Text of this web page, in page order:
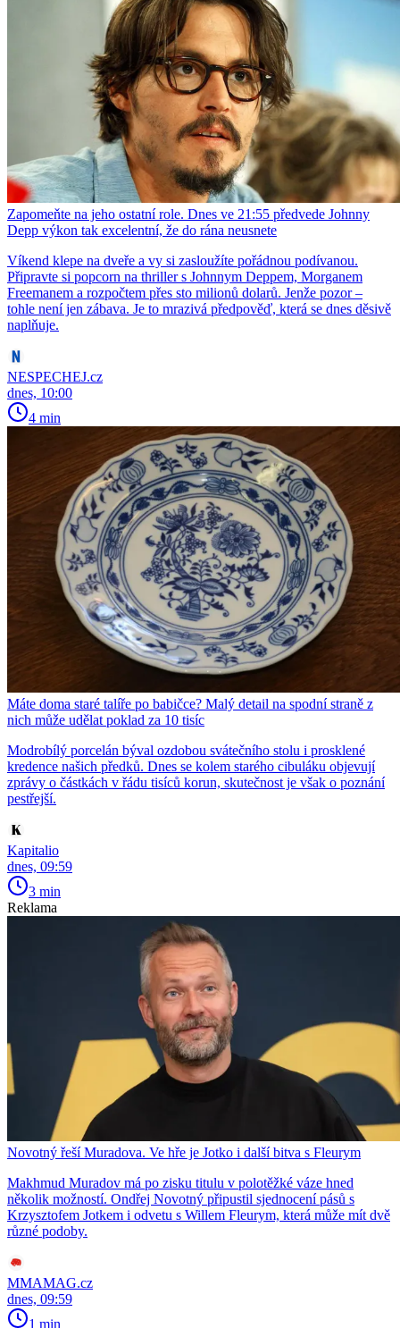
Zapomeňte na jeho ostatní role. Dnes ve 21:55 předvede Johnny
Depp výkon tak excelentní, že do rána neusnete
Víkend klepe na dveře a vy si zasloužíte pořádnou podívanou.
Připravte si popcorn na thriller s Johnnym Deppem, Morganem
Freemanem a rozpočtem přes sto milionů dolarů. Jenže pozor –
tohle není jen zábava. Je to mrazivá předpověď, která se dnes děsivě
naplňuje.
NESPECHEJ.cz
dnes, 10:00
4 min
Máte doma staré talíře po babičce? Malý detail na spodní straně z
nich může udělat poklad za 10 tisíc
Modrobílý porcelán býval ozdobou svátečního stolu i prosklené
kredence našich předků. Dnes se kolem starého cibuláku objevují
zprávy o částkách v řádu tisíců korun, skutečnost je však o poznání
pestřejší.
Kapitalio
dnes, 09:59
3 min
Reklama
Novotný řeší Muradova. Ve hře je Jotko i další bitva s Fleurym
Makhmud Muradov má po zisku titulu v polotěžké váze hned
několik možností. Ondřej Novotný připustil sjednocení pásů s
Krzysztofem Jotkem i odvetu s Willem Fleurym, která může mít dvě
různé podoby.
MMAMAG.cz
dnes, 09:59
1 min